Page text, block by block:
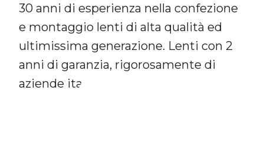
30 anni di esperienza nella confezione
e montaggio lenti di alta qualità ed
ultimissima generazione. Lenti con 2
anni di garanzia, rigorosamente di
aziende italiane.